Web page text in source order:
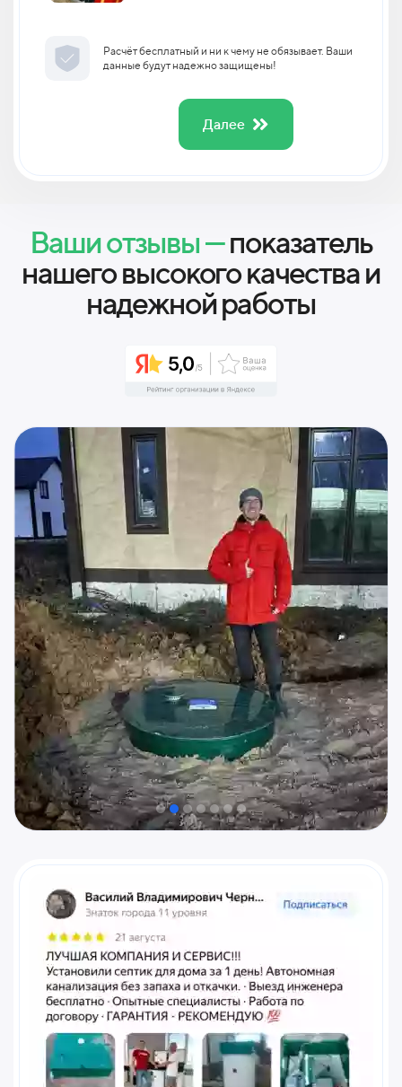
Расчёт бесплатный и ни к чему не обязывает. Ваши
данные будут надежно защищены!
Далее
Ваши отзывы —показатель
нашего высокого качества и
надежной работы